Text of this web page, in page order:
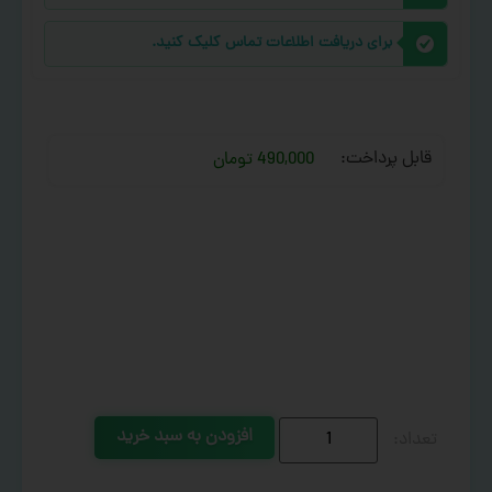
برای دریافت اطلاعات تماس کلیک کنید.
قابل پرداخت: 490,000 تومان
افزودن به سبد خرید